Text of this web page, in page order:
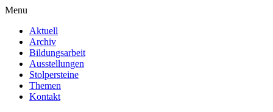
Menu
Aktuell
Archiv
Bildungsarbeit
Ausstellungen
Stolpersteine
Themen
Kontakt